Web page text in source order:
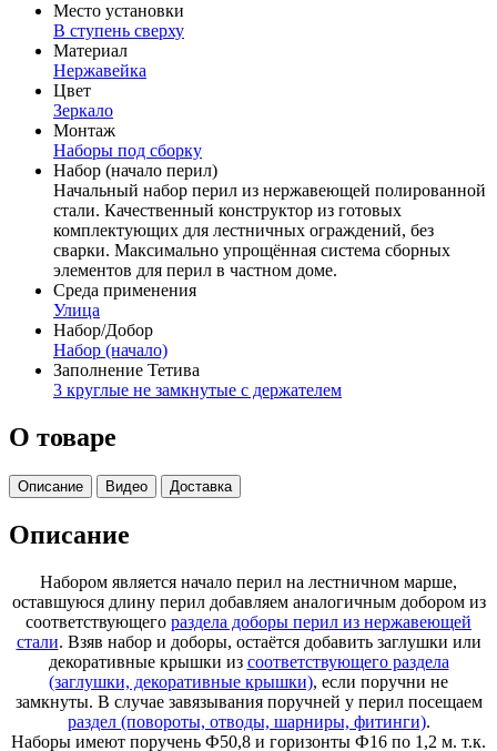
Место установки
В ступень сверху
Материал
Нержавейка
Цвет
Зеркало
Монтаж
Наборы под сборку
Набор (начало перил)
Начальный набор перил из нержавеющей полированной
стали. Качественный конструктор из готовых
комплектующих для лестничных ограждений, без
сварки. Максимально упрощённая система сборных
элементов для перил в частном доме.
Среда применения
Улица
Набор/Добор
Набор (начало)
Заполнение Тетива
3 круглые не замкнутые с держателем
О товаре
Описание Видео Доставка
Описание
Набором является начало перил на лестничном марше,
оставшуюся длину перил добавляем аналогичным добором из
соответствующего раздела доборы перил из нержавеющей
стали. Взяв набор и доборы, остаётся добавить заглушки или
декоративные крышки из соответствующего раздела
(заглушки, декоративные крышки), если поручни не
замкнуты. В случае завязывания поручней у перил посещаем
раздел (повороты, отводы, шарниры, фитинги).
Наборы имеют поручень Ф50,8 и горизонты Ф16 по 1,2 м. т.к.